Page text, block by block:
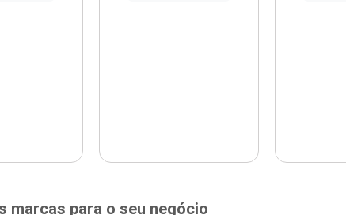
marcas para o seu negócio